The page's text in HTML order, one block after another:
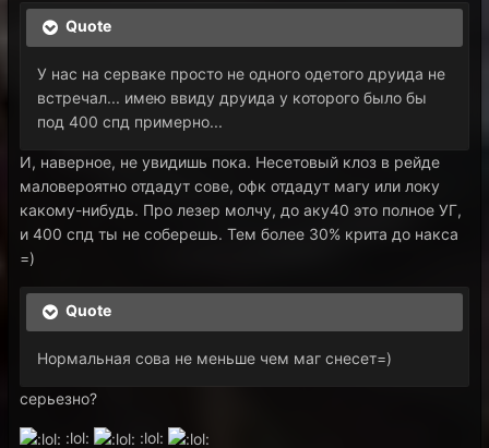
Quote
У нас на серваке просто не одного одетого друида не
встречал... имею ввиду друида у которого было бы
под 400 спд примерно...
И, наверное, не увидишь пока. Несетовый клоз в рейде
маловероятно отдадут сове, офк отдадут магу или локу
какому-нибудь. Про лезер молчу, до аку40 это полное УГ,
и 400 спд ты не соберешь. Тем более 30% крита до накса
=)
Quote
Нормальная сова не меньше чем маг снесет=)
серьезно?
:lol: :lol: